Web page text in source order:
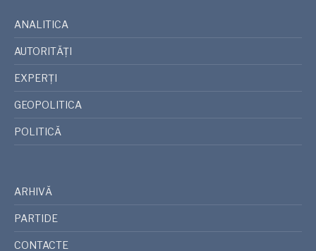
ANALITICA
AUTORITĂȚI
EXPERȚI
GEOPOLITICA
POLITICĂ
ARHIVĂ
PARTIDE
CONTACTE